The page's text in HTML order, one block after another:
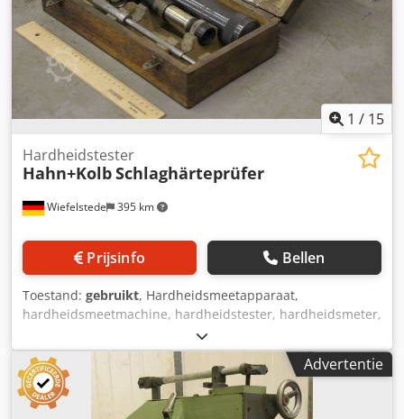
1 / 15
Wiefelstede 395 km
Hardheidstester
Hahn+KolbSchlaghärteprüfer
Prijsinfo Bellen
Toestand: gebruikt, Hardheidsmeetapparaat,
hardheidsmeetmachine, hardheidstester, hardheidsmeter,
slaghardheidstester -Overname: in de huidige staat zoals
bezichtigd -Gereedschapsset: niet compleet -Hahn & Kolb:
mobiel hardheidsmeetapparaat -Componenten
afzonderlijk: zie foto's Dsdpfxshck U Se Ah Aock -
Afmetingen kist: 355/190/H95 mm -Gewicht: 5,4 kg
Advertentie